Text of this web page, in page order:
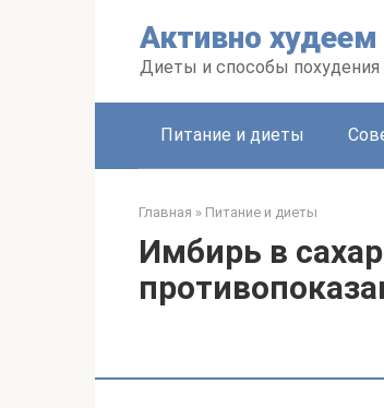
Активно худеем
Диеты и способы похудения
Питание и диеты
Главная » Питание и диеты
Имбирь в